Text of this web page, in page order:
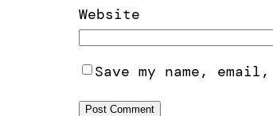
Website
Save my name,